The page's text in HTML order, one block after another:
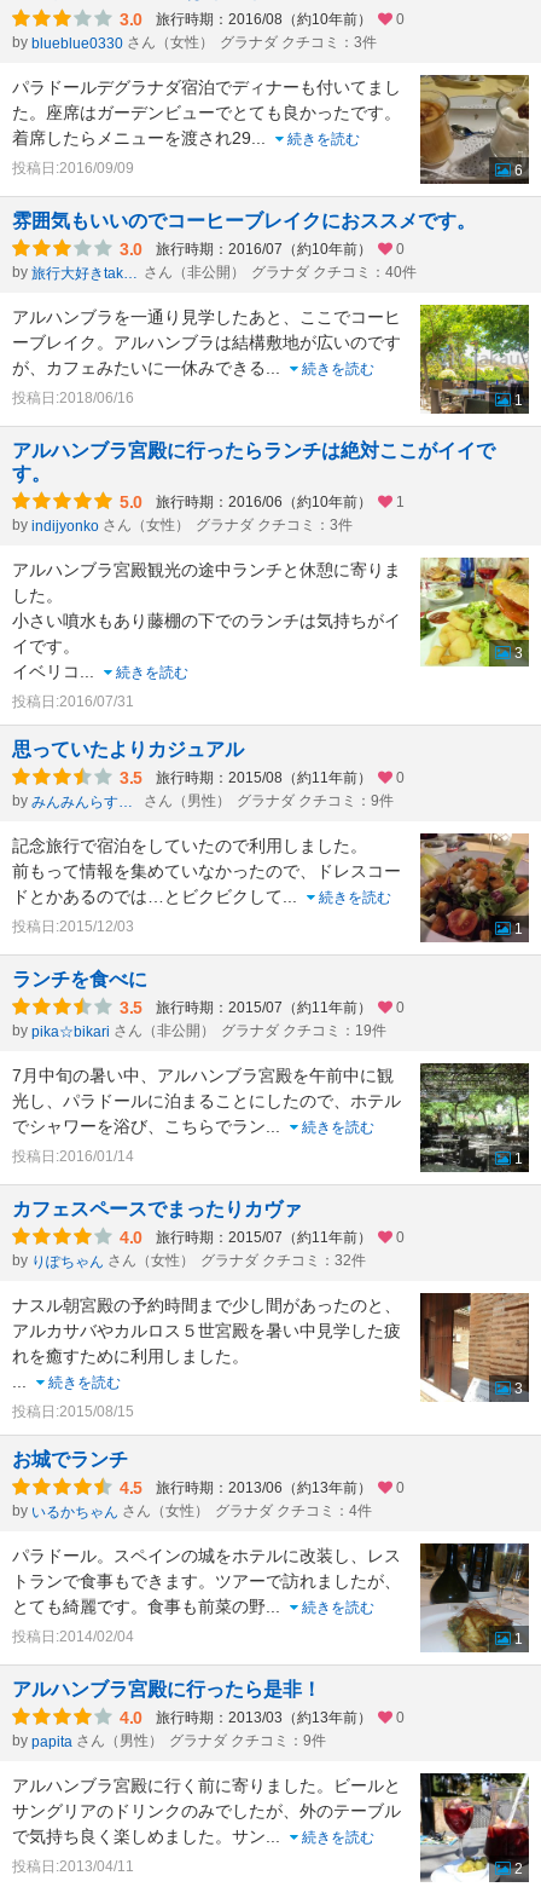
3.0 旅行時期：2016/08（約10年前）
0
by blueblue0330 さん（女性） グラナダ クチコミ：3件
パラドールデグラナダ宿泊でディナーも付いてまし
た。座席はガーデンビューでとても良かったです。
着席したらメニューを渡され29...
続きを読む
投稿日:2016/09/09
6
雰囲気もいいのでコーヒーブレイクにおススメです。
3.0 旅行時期：2016/07（約10年前）
0
by
旅行大好きtakau99のフォトブログ さん（非公開） グラナダ クチコミ：40件
アルハンブラを一通り見学したあと、ここでコーヒ
ーブレイク。アルハンブラは結構敷地が広いのです
が、カフェみたいに一休みできる...
続きを読む
投稿日:2018/06/16
1
アルハンブラ宮殿に行ったらランチは絶対ここがイイで
す。
5.0 旅行時期：2016/06（約10年前）
1
by indijyonko さん（女性） グラナダ クチコミ：3件
アルハンブラ宮殿観光の途中ランチと休憩に寄りま
した。
小さい噴水もあり藤棚の下でのランチは気持ちがイ
イです。
イベリコ...
続きを読む
投稿日:2016/07/31
3
思っていたよりカジュアル
3.5 旅行時期：2015/08（約11年前）
0
by
みんみんらすかる さん（男性） グラナダ クチコミ：9件
記念旅行で宿泊をしていたので利用しました。
前もって情報を集めていなかったので、ドレスコー
ドとかあるのでは…とビクビクして...
続きを読む
投稿日:2015/12/03
1
ランチを食べに
3.5 旅行時期：2015/07（約11年前）
0
by pika☆bikari さん（非公開） グラナダ クチコミ：19件
7月中旬の暑い中、アルハンブラ宮殿を午前中に観
光し、パラドールに泊まることにしたので、ホテル
でシャワーを浴び、こちらでラン...
続きを読む
投稿日:2016/01/14
1
カフェスペースでまったりカヴァ
4.0 旅行時期：2015/07（約11年前）
0
by りぽちゃん さん（女性） グラナダ クチコミ：32件
ナスル朝宮殿の予約時間まで少し間があったのと、
アルカサバやカルロス５世宮殿を暑い中見学した疲
れを癒すために利用しました。
...
続きを読む
投稿日:2015/08/15
3
お城でランチ
4.5 旅行時期：2013/06（約13年前）
0
by いるかちゃん さん（女性） グラナダ クチコミ：4件
パラドール。スペインの城をホテルに改装し、レス
トランで食事もできます。ツアーで訪れましたが、
とても綺麗です。食事も前菜の野...
続きを読む
投稿日:2014/02/04
1
アルハンブラ宮殿に行ったら是非！
4.0 旅行時期：2013/03（約13年前）
0
by papita さん（男性） グラナダ クチコミ：9件
アルハンブラ宮殿に行く前に寄りました。ビールと
サングリアのドリンクのみでしたが、外のテーブル
で気持ち良く楽しめました。サン...
続きを読む
投稿日:2013/04/11
2